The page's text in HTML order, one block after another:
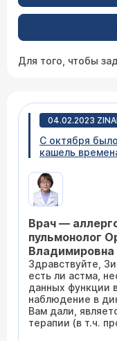
Для того, чтобы
04.02.2023
C октября
кашель
сипение в
в легких
без мокроты. У
кашель в тепле
холоде или
назначил
Потом
Кашель сейчас
полчаса
тест ФВД,
небулайзер отменили,
два раза в
было - тест на
Врач —
пульмонолог
Владимировна
Здравствуйте,
есть ли астма,
данных функции
наблюдение в
Вам дали,
терапии (в т.ч.